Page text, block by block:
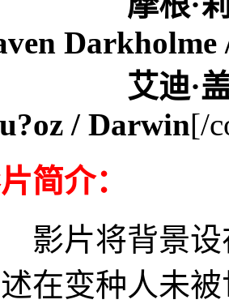
Darkholme
迪·盖瑟吉
/ Darwin[/
简介：
片将背景设
在变种人未被